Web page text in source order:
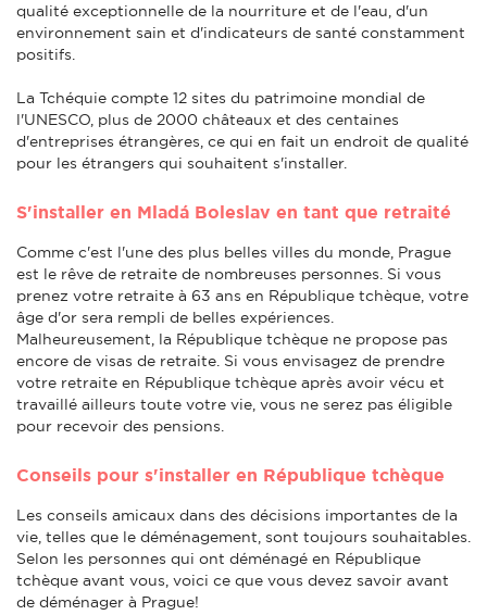
qualité exceptionnelle de la nourriture et de l'eau, d'un
environnement sain et d'indicateurs de santé constamment
positifs.
La Tchéquie compte 12 sites du patrimoine mondial de
l'UNESCO, plus de 2000 châteaux et des centaines
d'entreprises étrangères, ce qui en fait un endroit de qualité
pour les étrangers qui souhaitent s'installer.
S'installer en Mladá Boleslav en tant que retraité
Comme c'est l'une des plus belles villes du monde, Prague
est le rêve de retraite de nombreuses personnes. Si vous
prenez votre retraite à 63 ans en République tchèque, votre
âge d'or sera rempli de belles expériences.
Malheureusement, la République tchèque ne propose pas
encore de visas de retraite. Si vous envisagez de prendre
votre retraite en République tchèque après avoir vécu et
travaillé ailleurs toute votre vie, vous ne serez pas éligible
pour recevoir des pensions.
Conseils pour s'installer en République tchèque
Les conseils amicaux dans des décisions importantes de la
vie, telles que le déménagement, sont toujours souhaitables.
Selon les personnes qui ont déménagé en République
tchèque avant vous, voici ce que vous devez savoir avant
de déménager à Prague!